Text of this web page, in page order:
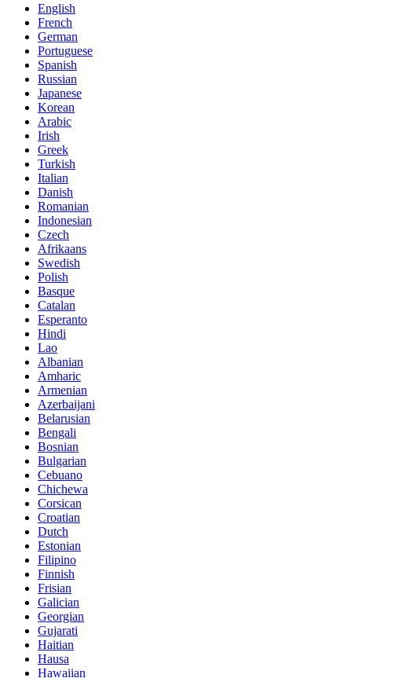
English
French
German
Portuguese
Spanish
Russian
Japanese
Korean
Arabic
Irish
Greek
Turkish
Italian
Danish
Romanian
Indonesian
Czech
Afrikaans
Swedish
Polish
Basque
Catalan
Esperanto
Hindi
Lao
Albanian
Amharic
Armenian
Azerbaijani
Belarusian
Bengali
Bosnian
Bulgarian
Cebuano
Chichewa
Corsican
Croatian
Dutch
Estonian
Filipino
Finnish
Frisian
Galician
Georgian
Gujarati
Haitian
Hausa
Hawaiian